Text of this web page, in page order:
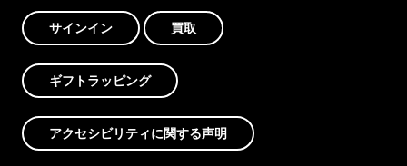
サインイン 買取
ギフトラッピング
アクセシビリティに関する声明